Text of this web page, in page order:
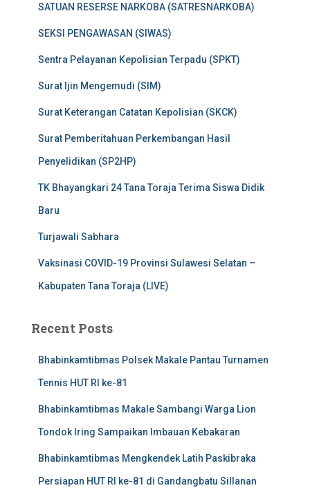
SATUAN RESERSE NARKOBA (SATRESNARKOBA)
SEKSI PENGAWASAN (SIWAS)
Sentra Pelayanan Kepolisian Terpadu (SPKT)
Surat Ijin Mengemudi (SIM)
Surat Keterangan Catatan Kepolisian (SKCK)
Surat Pemberitahuan Perkembangan Hasil
Penyelidikan (SP2HP)
TK Bhayangkari 24 Tana Toraja Terima Siswa Didik
Baru
Turjawali Sabhara
Vaksinasi COVID-19 Provinsi Sulawesi Selatan –
Kabupaten Tana Toraja (LIVE)
Recent Posts
Bhabinkamtibmas Polsek Makale Pantau Turnamen
Tennis HUT RI ke-81
Bhabinkamtibmas Makale Sambangi Warga Lion
Tondok Iring Sampaikan Imbauan Kebakaran
Bhabinkamtibmas Mengkendek Latih Paskibraka
Persiapan HUT RI ke-81 di Gandangbatu Sillanan